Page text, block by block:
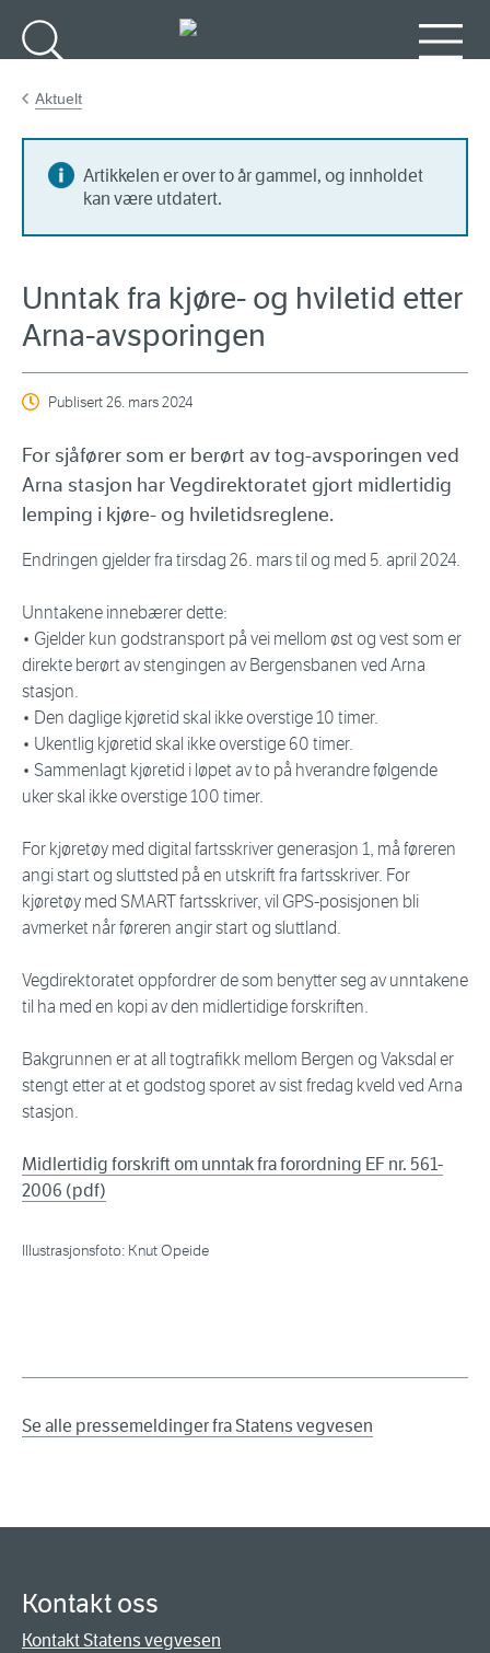
Aktuelt
Artikkelen er over to år gammel, og innholdet
kan være utdatert.
Unntak fra kjøre- og hviletid etter
Arna-avsporingen
Publisert26. mars 2024
For sjåfører som er berørt av tog-avsporingen ved
Arna stasjon har Vegdirektoratet gjort midlertidig
lemping i kjøre- og hviletidsreglene.
Endringen gjelder fra tirsdag 26. mars til og med 5. april 2024.
Unntakene innebærer dette:
• Gjelder kun godstransport på vei mellom øst og vest som er
direkte berørt av stengingen av Bergensbanen ved Arna
stasjon.
• Den daglige kjøretid skal ikke overstige 10 timer.
• Ukentlig kjøretid skal ikke overstige 60 timer.
• Sammenlagt kjøretid i løpet av to på hverandre følgende
uker skal ikke overstige 100 timer.
For kjøretøy med digital fartsskriver generasjon 1, må føreren
angi start og sluttsted på en utskrift fra fartsskriver. For
kjøretøy med SMART fartsskriver, vil GPS-posisjonen bli
avmerket når føreren angir start og sluttland.
Vegdirektoratet oppfordrer de som benytter seg av unntakene
til ha med en kopi av den midlertidige forskriften.
Bakgrunnen er at all togtrafikk mellom Bergen og Vaksdal er
stengt etter at et godstog sporet av sist fredag kveld ved Arna
stasjon.
Midlertidig forskrift om unntak fra forordning EF nr. 561-
2006 (pdf)
Illustrasjonsfoto: Knut Opeide
Se alle pressemeldinger fra Statens vegvesen
Kontakt oss
Kontakt Statens vegvesen